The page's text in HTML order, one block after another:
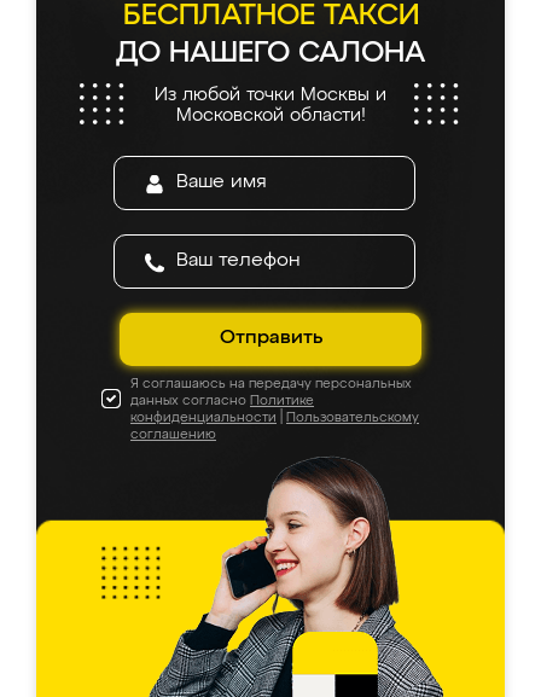
БЕСПЛАТНОЕ ТАКСИ
ДО НАШЕГО САЛОНА
Из любой точки Москвы и
Московской области!
Отправить
Я соглашаюсь на передачу персональных
данных согласно Политике
конфиденциальности
Пользовательскому
соглашению